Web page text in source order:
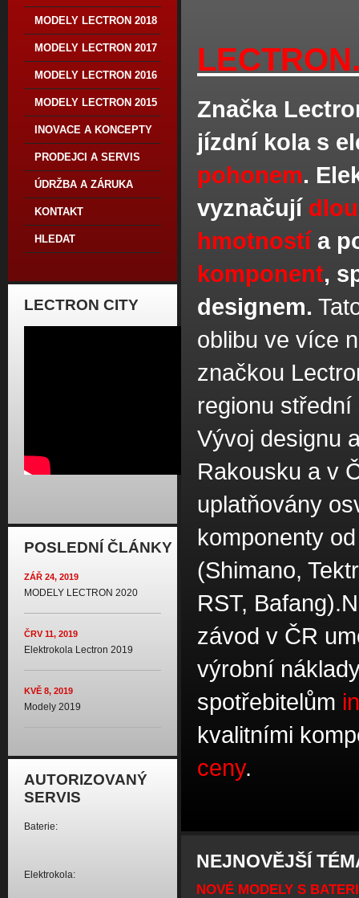
MODELY LECTRON 2018
MODELY LECTRON 2017
MODELY LECTRON 2016
MODELY LECTRON 2015
INOVACE A KONCEPTY
PRODEJCI A SERVIS
ÚDRŽBA A ZÁRUKA
KONTAKT
HLEDAT
LECTRON CITY
POSLEDNÍ ČLÁNKY
ZÁŘ 24, 2019
MODELY LECTRON 2020
ČRV 11, 2019
Elektrokola Lectron 2019
KVĚ 8, 2019
Modely 2019
AUTORIZOVANÝ
SERVIS
Baterie:
Elektrokola:
Značka
jízdní kola s
pohonem.
vyznačují
hmotnostía
komponent,
designem.
oblibu ve více
značkou
regionu
Vývoj designu
Rakousku a v
uplatňovány
komponenty
(Shimano,
RST,
závod v ČR
výrobní
spotřebitelům
kvalitními
ceny.
NEJNOVĚJŠÍ
NOVÉ MODELY S